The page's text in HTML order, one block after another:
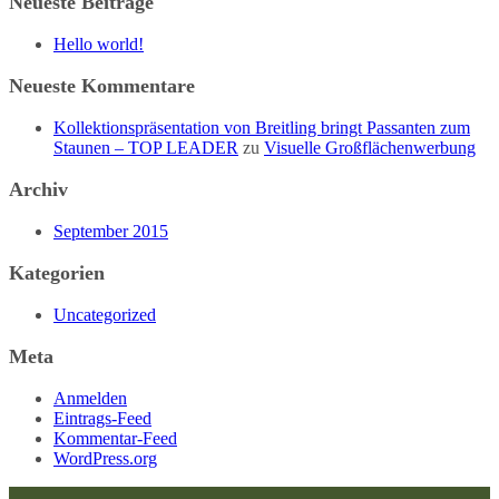
Hello world!
Neueste Kommentare
Kollektionspräsentation von Breitling bringt Passanten zum
Staunen – TOP LEADER zu Visuelle Großflächenwerbung
Archiv
September 2015
Kategorien
Uncategorized
Meta
Anmelden
Eintrags-Feed
Kommentar-Feed
WordPress.org